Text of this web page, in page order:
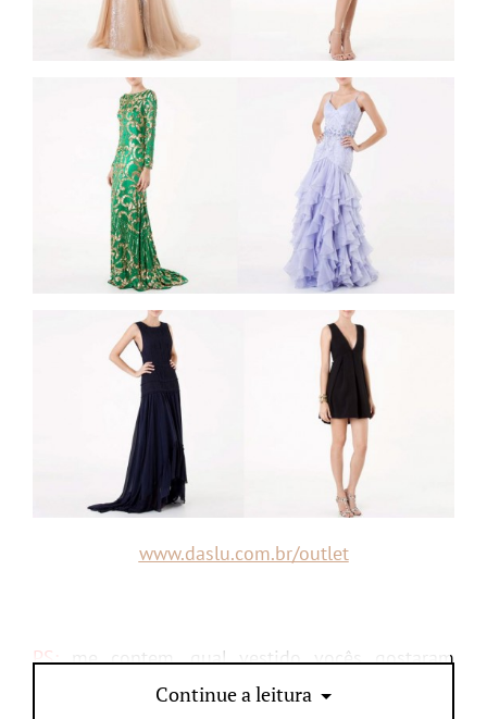
www.daslu.com.br/outlet
PS:me contem, qual vestido vocês gostaram
Continue a leitura